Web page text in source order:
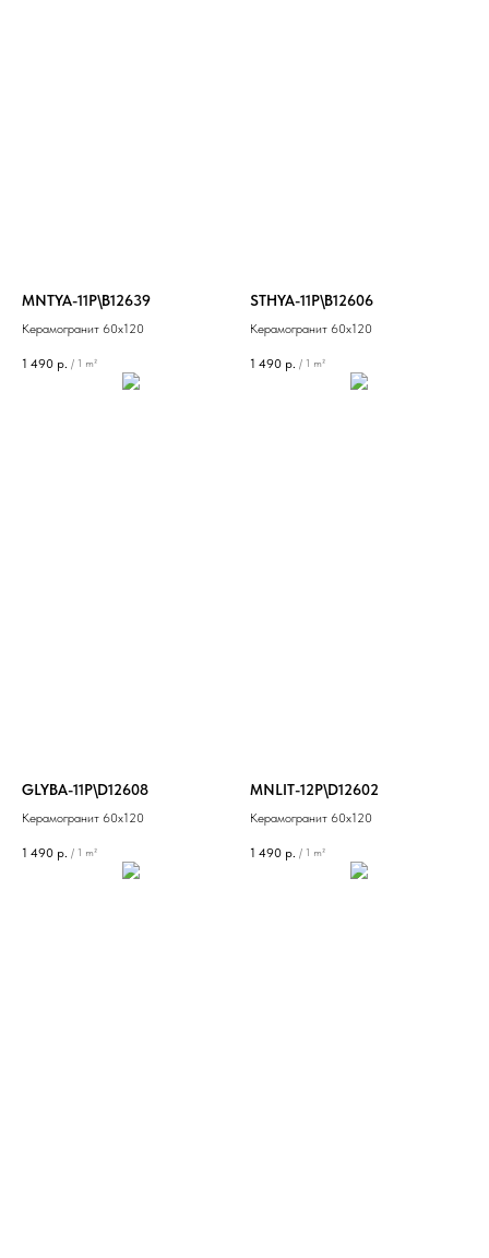
MNTYA-11P\B12639
Керамогранит 60х120
1 490 р. / 1 m²
STHYA-11P\B12606
Керамогранит 60х120
1 490 р. / 1 m²
GLYBA-11P\D12608
Керамогранит 60х120
1 490 р. / 1 m²
MNLIT-12P\D12602
Керамогранит 60х120
1 490 р. / 1 m²